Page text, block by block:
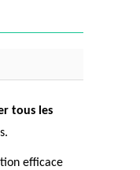
tous les
efficace